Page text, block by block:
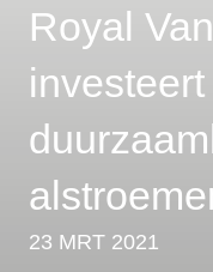
Royal
investeert
23 MRT 2021